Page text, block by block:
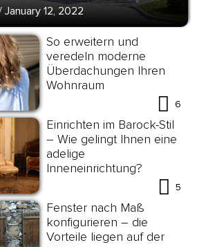
January 12, 2022
So erweitern und
veredeln moderne
Überdachungen Ihren
Wohnraum
6
Einrichten im Barock-Stil
– Wie gelingt Ihnen eine
adelige
Inneneinrichtung?
5
Fenster nach Maß
konfigurieren – die
Vorteile liegen auf der